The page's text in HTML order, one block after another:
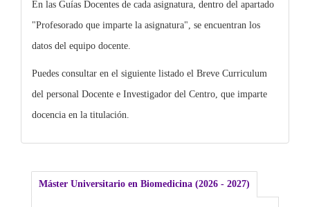
En las Guías Docentes de cada asignatura, dentro del apartado
"Profesorado que imparte la asignatura", se encuentran los
datos del equipo docente.
Puedes consultar en el siguiente listado el Breve Curriculum
del personal Docente e Investigador del Centro, que imparte
docencia en la titulación.
Máster Universitario en Biomedicina (2026 - 2027)